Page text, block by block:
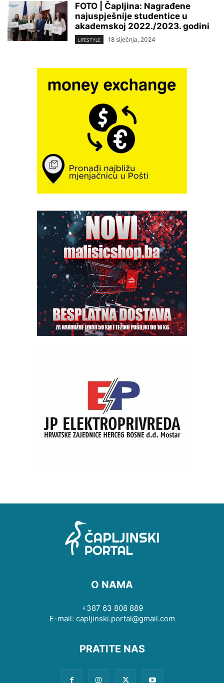
FOTO | Čapljina: Nagrađene
najuspješnije studentice u
akademskoj 2022./2023. godini
LIFESTYLE 18 siječnja, 2024
O NAMA
+387 63 808 889
E-mail: capljinski.portal@gmail.com
PRATITE NAS